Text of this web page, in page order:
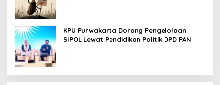
KPU Purwakarta Dorong Pengelolaan
SIPOL Lewat Pendidikan Politik DPD PAN